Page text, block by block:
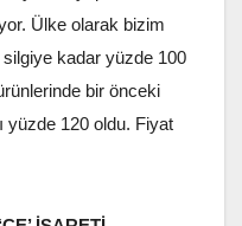
Ülke olarak bizim
kadar yüzde 100
bir önceki
yüzde 120 oldu. Fiyat